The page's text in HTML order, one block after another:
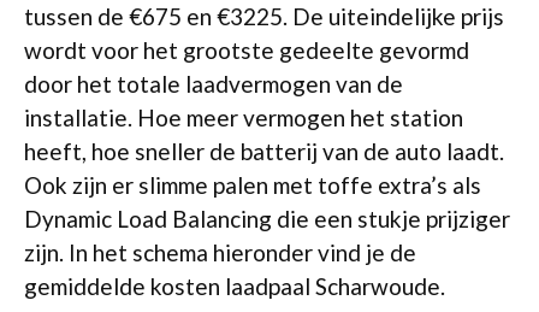
tussen de €675 en €3225. De uiteindelijke prijs
wordt voor het grootste gedeelte gevormd
door het totale laadvermogen van de
installatie. Hoe meer vermogen het station
heeft, hoe sneller de batterij van de auto laadt.
Ook zijn er slimme palen met toffe extra’s als
Dynamic Load Balancing die een stukje prijziger
zijn. In het schema hieronder vind je de
gemiddelde kosten laadpaal Scharwoude.